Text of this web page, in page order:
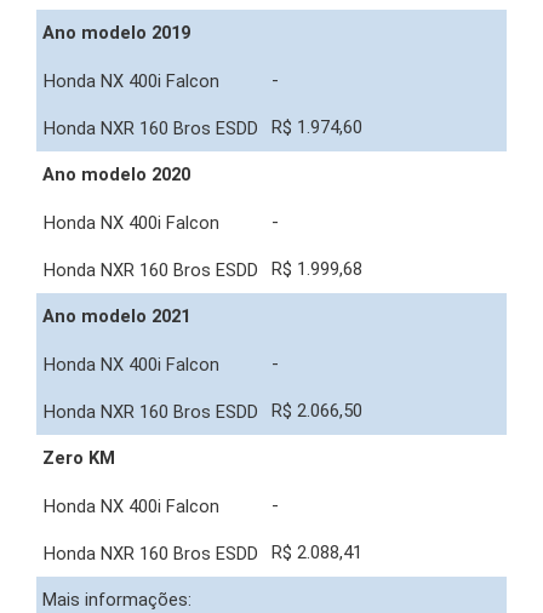
Ano modelo 2019
-
R$ 1.974,60
Ano modelo 2020
-
R$ 1.999,68
Ano modelo 2021
-
R$ 2.066,50
Zero KM
-
R$ 2.088,41
Mais informações: